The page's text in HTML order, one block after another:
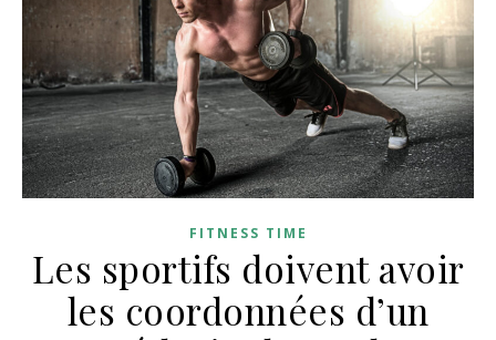
FITNESS TIME
Les sportifs doivent avoir
les coordonnées d’un